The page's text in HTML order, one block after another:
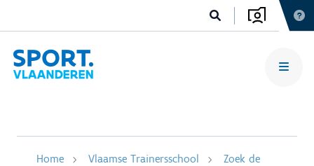
Home Vlaamse Trainersschool
Zoek de